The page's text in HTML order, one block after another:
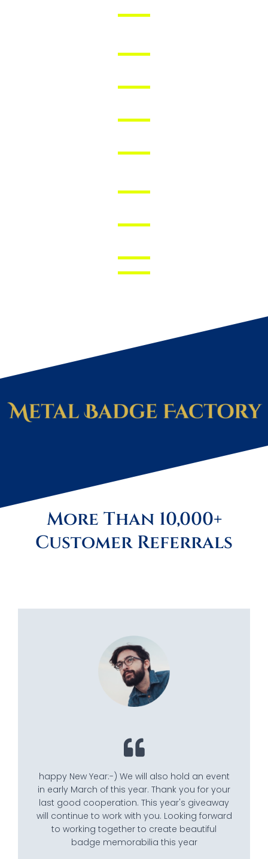
More Than 10,000+
Customer Referrals
happy New Year:-) We will also hold an event
in early March of this year. Thank you for your
last good cooperation. This year's giveaway
will continue to work with you. Looking forward
to working together to create beautiful
badge memorabilia this year